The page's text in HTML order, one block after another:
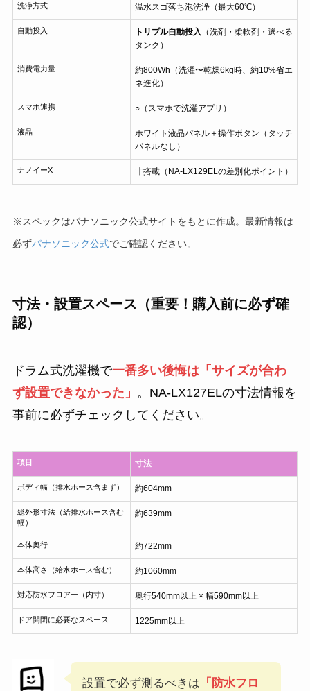
洗浄方式 温水スゴ落ち泡洗浄（最大60℃）
自動投入 トリプル自動投入
（洗剤・柔軟剤・選べる
タンク）
消費電力量
約800Wh（洗濯〜乾燥6kg時、約10%省エ
ネ進化）
スマホ連携 ○（スマホで洗濯アプリ）
液晶
ホワイト液晶パネル＋操作ボタン（タッチ
パネルなし）
ナノイーX 非搭載（NA-LX129ELの差別化ポイント）
※スペックはパナソニック公式サイトをもとに作成。最新情報は
必ずパナソニック公式でご確認ください。
寸法・設置スペース（重要！購入前に必ず確
認）
ドラム式洗濯機で一番多い後悔は「サイズが合わ
ず設置できなかった」 。NA-LX127ELの寸法情報を
事前に必ずチェックしてください。
項目 寸法
ボディ幅（排水ホース含まず） 約604mm
総外形寸法（給排水ホース含む
幅）
約639mm
本体奥行 約722mm
本体高さ（給水ホース含む） 約1060mm
対応防水フロアー（内寸） 奥行540mm以上 × 幅590mm以上
ドア開閉に必要なスペース 1225mm以上
設置で必ず測るべきは 「防水フロ